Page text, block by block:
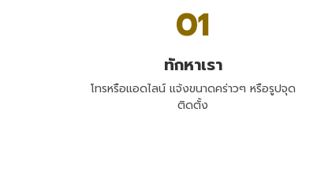
01
ทักหาเรา
โทรหรือแอดไลน์ แจ้งขนาดคร่าวๆ หรือรูปจุด
ติดตั้ง